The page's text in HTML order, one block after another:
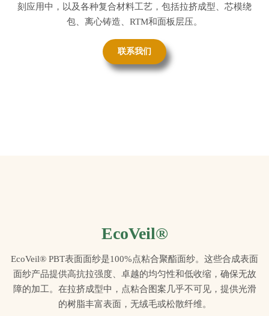
刻应用中，以及各种复合材料工艺，包括拉挤成型、芯模绕
包、离心铸造、RTM和面板层压。
联系我们
EcoVeil®
EcoVeil® PBT表面面纱是100%点粘合聚酯面纱。这些合成表面
面纱产品提供高抗拉强度、卓越的均匀性和低收缩，确保无故
障的加工。在拉挤成型中，点粘合图案几乎不可见，提供光滑
的树脂丰富表面，无绒毛或松散纤维。